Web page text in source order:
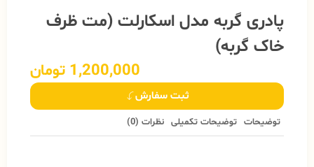
پادری گربه مدل اسکارلت (مت ظرف
خاک گربه)
1,200,000 تومان
ثبت سفارش
توضیحات توضیحات تکمیلی نظرات (0)